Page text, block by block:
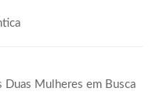
Duas Mulheres em Busca